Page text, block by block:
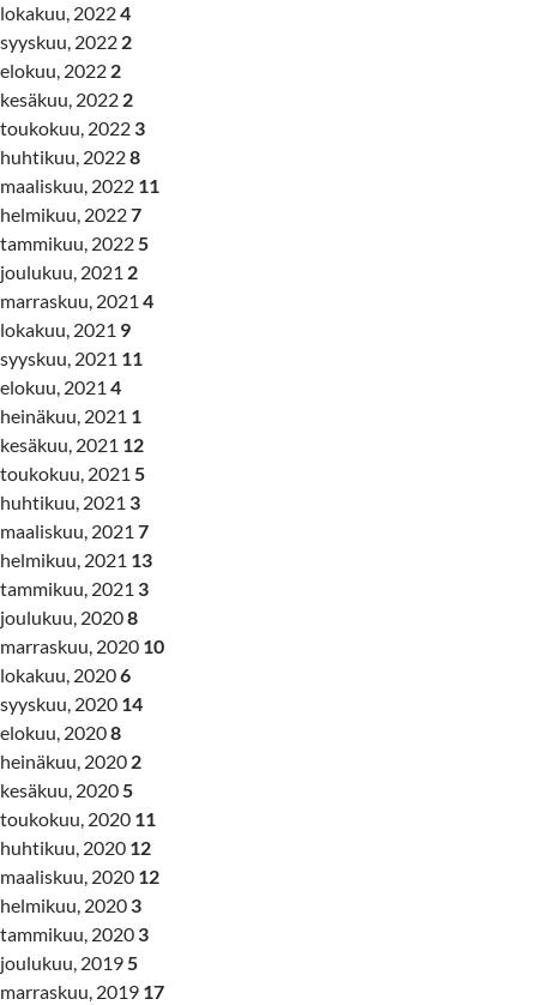
lokakuu, 20224
syyskuu, 2022 2
elokuu, 2022 2
kesäkuu, 2022 2
toukokuu, 2022 3
huhtikuu, 20228
maaliskuu, 2022 11
helmikuu, 20227
tammikuu, 20225
joulukuu, 2021 2
marraskuu, 2021 4
lokakuu, 2021 9
syyskuu, 2021 11
elokuu, 2021 4
heinäkuu, 2021 1
kesäkuu, 2021 12
toukokuu, 2021 5
huhtikuu, 2021 3
maaliskuu, 2021 7
helmikuu, 2021 13
tammikuu, 2021 3
joulukuu, 20208
marraskuu, 2020 10
lokakuu, 20206
syyskuu, 2020 14
elokuu, 20208
heinäkuu, 2020 2
kesäkuu, 20205
toukokuu, 2020 11
huhtikuu, 2020 12
maaliskuu, 2020 12
helmikuu, 2020 3
tammikuu, 2020 3
joulukuu, 20195
marraskuu, 2019 17